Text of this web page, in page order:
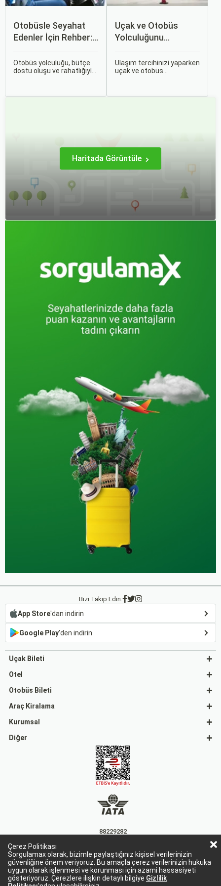
Çerez Politikası
Sorgulamax olarak, bizimle paylaştığınız kişisel verilerinizin
güvenliğine önem veriyoruz. Bu amaçla çerez verilerinizin hukuka
uygun olarak işlenmesi ve korunması için azami hassasiyeti
gösteriyoruz. Çerezlere ilişkin detaylı bilgiye Gizlilik
Otobüsle Seyahat
Edenler İçin Rehber:
Koltuk Seçimine
Otobüs yolculuğu, bütçe
dostu oluşu ve rahatlığıyla
Uçak ve Otobüs
Yolculuğunu
Sizin İçin Uygun?
Ulaşım tercihinizi yaparken
uçak ve otobüs
Haritada Görüntüle
Bizi Takip Edin:
App Store'dan indirin
Google Play'den indirin
Uçak Bileti
Otel
Otobüs Bileti
Araç Kiralama
Kurumsal
Diğer
88229282
15863